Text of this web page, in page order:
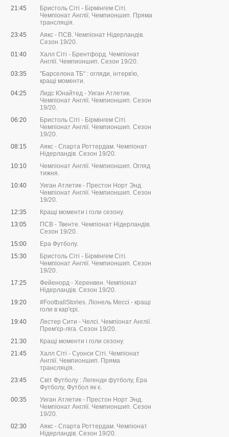
21:45
Бристоль Сіті - Бірмінгем Сіті.
Чемпіонат Англії. Чемпионшип. Пряма
трансляція.
23:45
Аякс - ПСВ. Чемпіонат Нідерландів.
Сезон 19/20.
01:40
Халл Сіті - Брентфорд. Чемпіонат
Англії. Чемпионшип. Сезон 19/20.
03:35
"Барселона ТБ" : огляди, інтерв'ю,
кращі моменти.
04:25
Лидс Юнайтед - Уиган Атлетик.
Чемпіонат Англії. Чемпионшип. Сезон
19/20.
06:20
Бристоль Сіті - Бірмінгем Сіті.
Чемпіонат Англії. Чемпионшип. Сезон
19/20.
08:15
Аякс - Спарта Роттердам. Чемпіонат
Нідерландів. Сезон 19/20.
10:10
Чемпіонат Англії. Чемпионшип. Огляд
тижня.
10:40
Уиган Атлетик - Престон Норт Энд.
Чемпіонат Англії. Чемпионшип. Сезон
19/20.
12:35
Кращі моменти і голи сезону.
13:05
ПСВ - Твенте. Чемпіонат Нідерландів.
Сезон 19/20.
15:00
Ера Футболу.
15:30
Бристоль Сіті - Бірмінгем Сіті.
Чемпіонат Англії. Чемпионшип. Сезон
19/20.
17:25
Фейенорд - Херенвен. Чемпіонат
Нідерландів. Сезон 19/20.
19:20
#FootballStories. Ліонель Мессі - кращі
голи в кар'єрі.
19:40
Лестер Сити - Челсі. Чемпіонат Англії.
Прем'єр-ліга. Сезон 19/20.
21:30
Кращі моменти і голи сезону.
21:45
Халл Сіті - Суонси Сіті. Чемпіонат
Англії. Чемпионшип. Пряма
трансляція.
23:45
Світ Футболу : Легенди футболу, Ера
Футболу, Футбол як є.
00:35
Уиган Атлетик - Престон Норт Энд.
Чемпіонат Англії. Чемпионшип. Сезон
19/20.
02:30
Аякс - Спарта Роттердам. Чемпіонат
Нідерландів. Сезон 19/20.